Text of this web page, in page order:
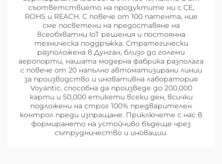
съответствието на продуктите ни с CE,
ROHS и REACH. С повече от 100 патента, ние
сме посветени на предоставяне на
всеобхватни IoT решения и постоянна
техническа поддръжка. Стратегически
разположена в Дунган, близо до големи
аеропорти, нашата модерна фабрика разполага
с повече от 20 напълно автоматизирани линии
за производство и иновативна лаборатория
Voyantic, способна да произведе до 200,000
карти и 50,000 етикети всеки ден, всички
подложени на строг 100% предварителен
контрол преди изпращане. Приключете с нас в
формирането на устойчиво бъдеще чрез
сътрудничество и иновации.